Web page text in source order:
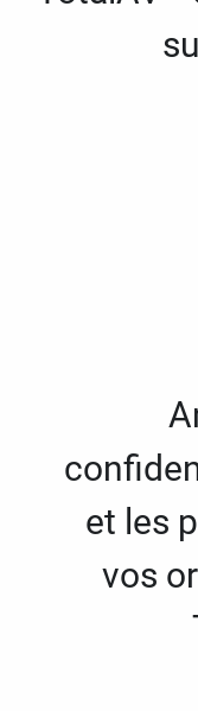
et les
vos